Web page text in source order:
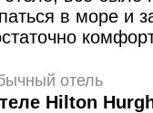
в море и
отель
Hilton